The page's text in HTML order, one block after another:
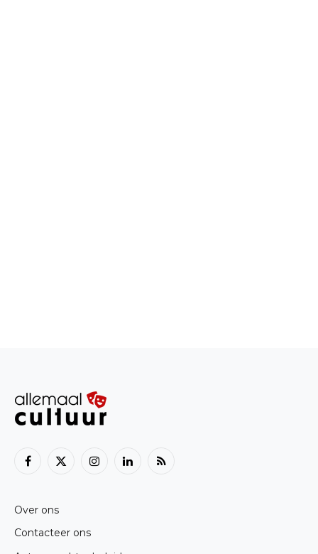
Facebook
X
InstagramLinkedInRSS
Over ons
Contacteer ons